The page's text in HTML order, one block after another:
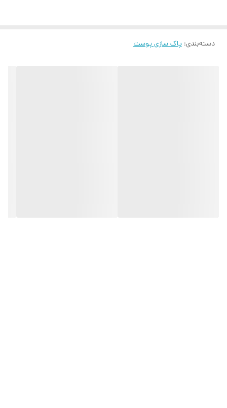
دسته‌بندی: پاک سازی پوست